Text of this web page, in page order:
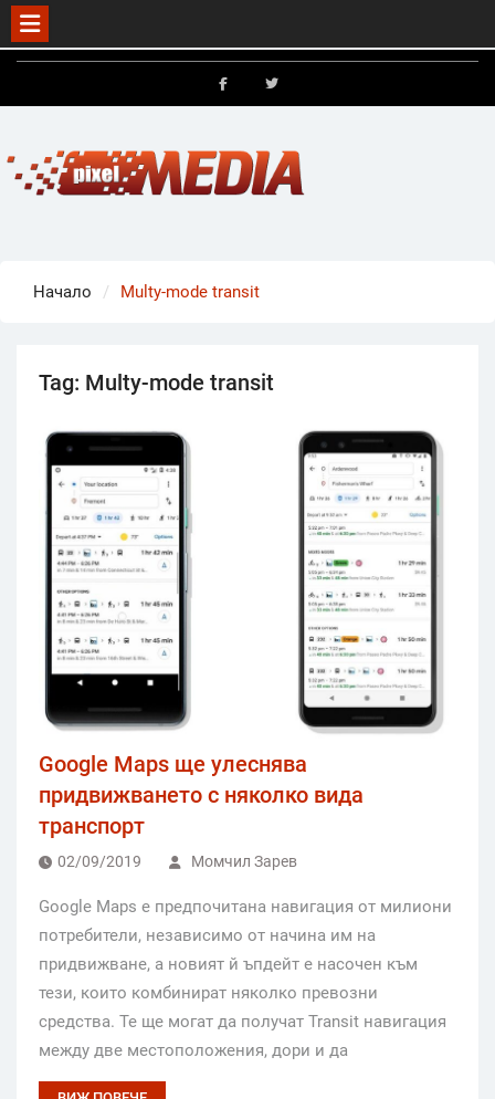
Skip
Начало Multy-mode transit
Tag: Multy-mode transit
Google Maps ще улеснява
придвижването с няколко вида
транспорт
02/09/2019 Момчил Зарев
Google Maps е предпочитана навигация от милиони
потребители, независимо от начина им на
придвижване, а новият й ъпдейт е насочен към
тези, които комбинират няколко превозни
средства. Те ще могат да получат Transit навигация
между две местоположения, дори и да